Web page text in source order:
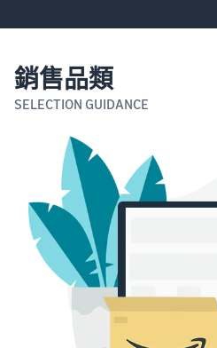
銷售品類